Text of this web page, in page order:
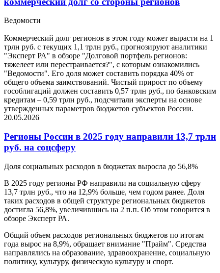
Ведомости
Коммерческий долг регионов в этом году может вырасти на 1
трлн руб. с текущих 1,1 трлн руб., прогнозируют аналитики
"Эксперт РА" в обзоре "Долговой портфель регионов:
тяжелеет или перестраивается?", с которым ознакомились
"Ведомости". Его доля может составить порядка 40% от
общего объема заимствований. Чистый прирост по объему
гособлигаций должен составить 0,57 трлн руб., по банковским
кредитам – 0,59 трлн руб., подсчитали эксперты на основе
утвержденных параметров бюджетов субъектов России.
20.05.2026
Регионы России в 2025 году направили 13,7 трлн
руб. на соцсферу
Доля социальных расходов в бюджетах выросла до 56,8%
В 2025 году регионы РФ направили на социальную сферу
13,7 трлн руб., что на 12,9% больше, чем годом ранее. Доля
таких расходов в общей структуре региональных бюджетов
достигла 56,8%, увеличившись на 2 п.п. Об этом говорится в
обзоре Эксперт РА.
Общий объем расходов региональных бюджетов по итогам
года вырос на 8,9%, обращает внимание "Прайм". Средства
направлялись на образование, здравоохранение, социальную
политику, культуру, физическую культуру и спорт.